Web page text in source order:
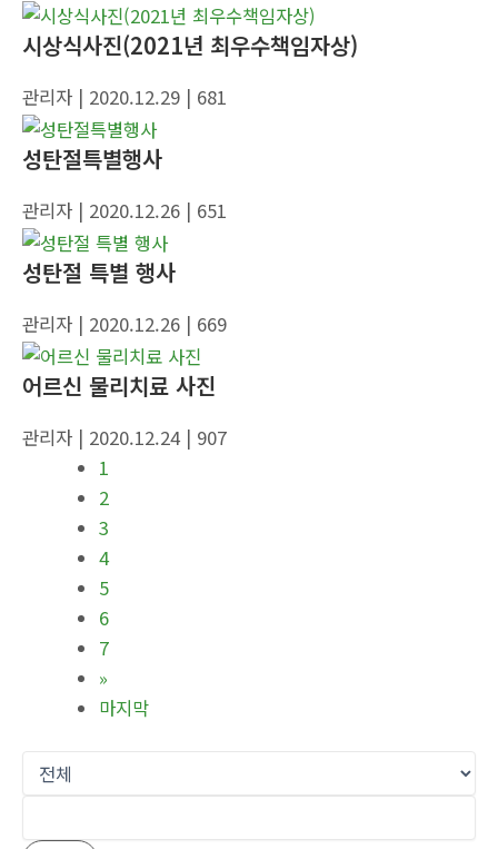
시상식사진(2021년 최우수책임자상)
관리자 | 2020.12.29 | 681
성탄절특별행사
관리자 | 2020.12.26 | 651
성탄절 특별 행사
관리자 | 2020.12.26 | 669
어르신 물리치료 사진
관리자 | 2020.12.24 | 907
1
2
3
4
5
6
7
»
마지막